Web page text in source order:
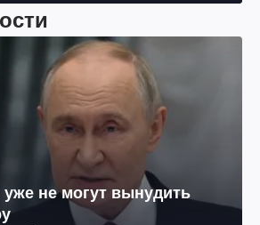
не могут вынудить